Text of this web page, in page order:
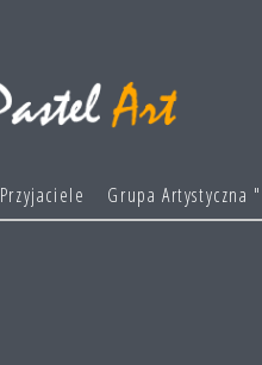
Przyjaciele Grupa Artystyczna